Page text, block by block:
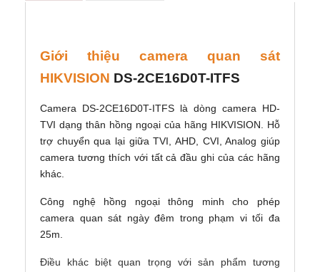
Giới thiệu camera quan sát
HIKVISION DS-2CE16D0T-ITFS
Camera DS-2CE16D0T-ITFS là dòng camera HD-
TVI dạng thân hồng ngoại của hãng HIKVISION. Hỗ
trợ chuyển qua lại giữa TVI, AHD, CVI, Analog giúp
camera tương thích với tất cả đầu ghi của các hãng
khác.
Công nghệ hồng ngoại thông minh cho phép
camera quan sát ngày đêm trong phạm vi tối đa
25m.
Điều khác biệt quan trọng với sản phẩm tương